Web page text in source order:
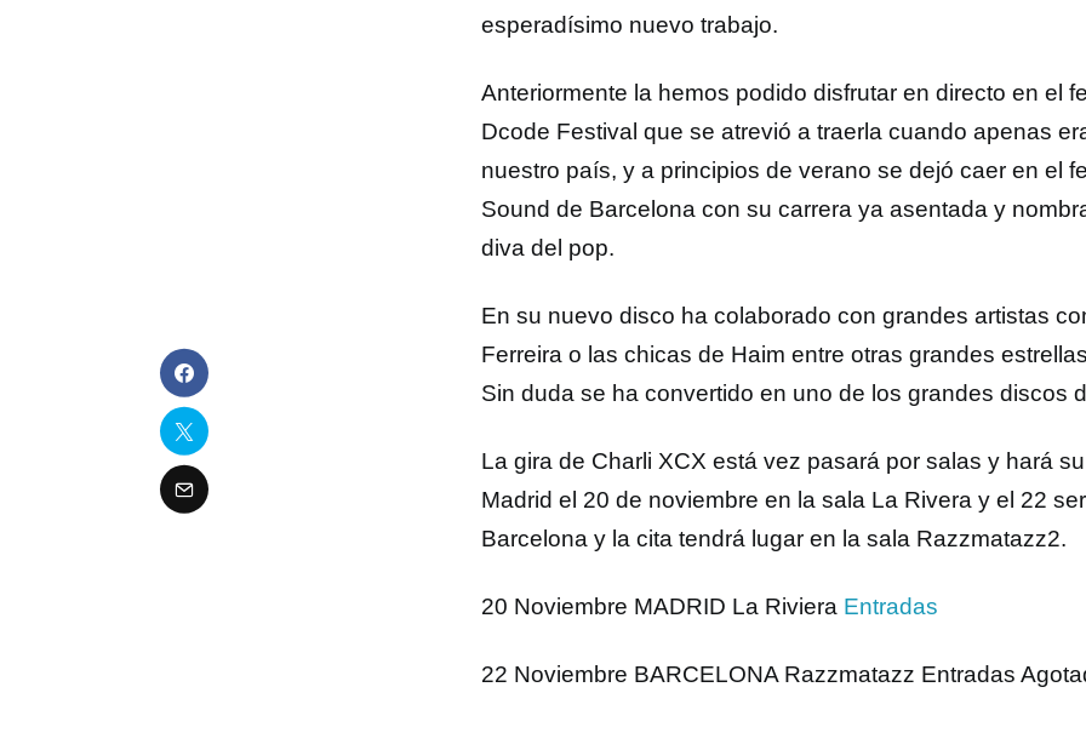
esperadísimo nuevo trabajo.
Anteriormente la hemos podido disfrutar en directo en el
Dcode Festival que se atrevió a traerla cuando apenas
nuestro país, y a principios de verano se dejó caer en el
Sound de Barcelona con su carrera ya asentada y
diva del pop.
En su nuevo disco ha colaborado con grandes artistas
Ferreira o las chicas de Haim entre otras grandes
Sin duda se ha convertido en uno de los grandes discos
La gira de Charli XCX está vez pasará por salas y hará
Madrid el 20 de noviembre en la sala La Rivera y el 22
Barcelona y la cita tendrá lugar en la sala Razzmatazz2.
20 Noviembre MADRID La Riviera Entradas
22 Noviembre BARCELONA Razzmatazz Entradas